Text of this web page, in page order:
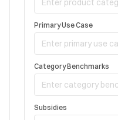
Primary Use Case
Category Benchmarks
Subsidies